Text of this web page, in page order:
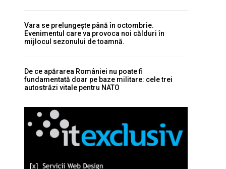
Vara se prelungește până în octombrie.
Evenimentul care va provoca noi călduri în
mijlocul sezonului de toamnă.
De ce apărarea României nu poate fi
fundamentată doar pe baze militare: cele trei
autostrăzi vitale pentru NATO